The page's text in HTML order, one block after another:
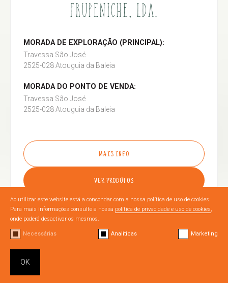
Ao utilizar este website está a concondar com a nossa política de uso de cookies.
Para mais informações consulte a nossa política de privacidade e uso de cookies,
onde poderá desactivar os mesmos.
Necessárias Analíticas Marketing
OK
FRUPENICHE, LDA.
MORADA DE EXPLORAÇÃO (PRINCIPAL):
Travessa São José
2525-028 Atouguia da Baleia
MORADA DO PONTO DE VENDA:
Travessa São José
2525-028 Atouguia da Baleia
MAIS INFO
VER PRODUTOS